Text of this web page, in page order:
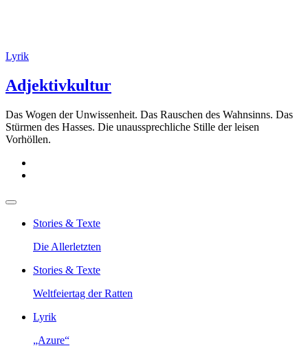
Lyrik
Adjektivkultur
Das Wogen der Unwissenheit. Das Rauschen des Wahnsinns. Das
Stürmen des Hasses. Die unaussprechliche Stille der leisen
Vorhöllen.
Stories & Texte
Die Allerletzten
Stories & Texte
Weltfeiertag der Ratten
Lyrik
„Azure“